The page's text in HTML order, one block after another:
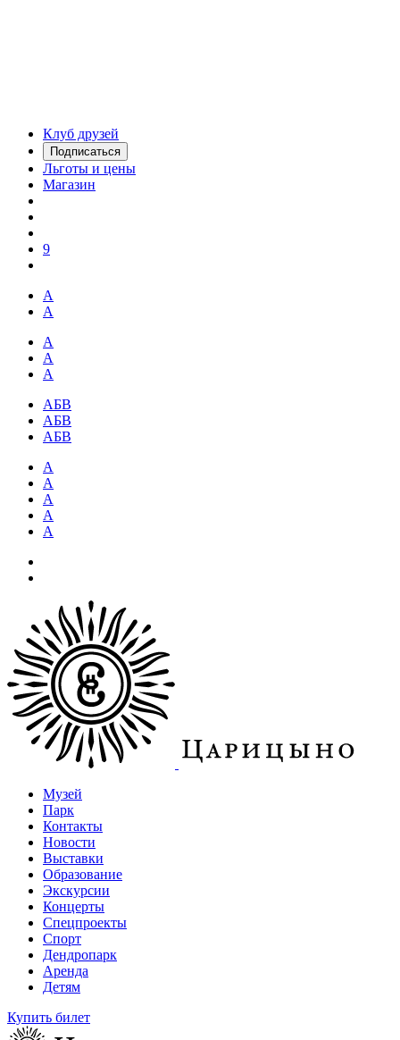
Клуб друзей
Подписаться
Льготы и цены
Магазин
9
А
А
А
А
А
АБВ
АБВ
АБВ
А
А
А
А
А
Музей
Парк
Контакты
Новости
Выставки
Образование
Экскурсии
Концерты
Спецпроекты
Спорт
Дендропарк
Аренда
Детям
Купить билет